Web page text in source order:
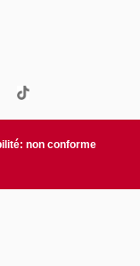
non conforme